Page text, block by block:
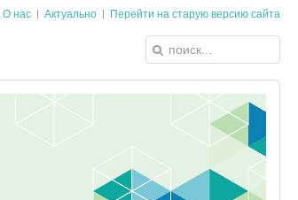
О нас Актуально Перейти на старую версию сайта